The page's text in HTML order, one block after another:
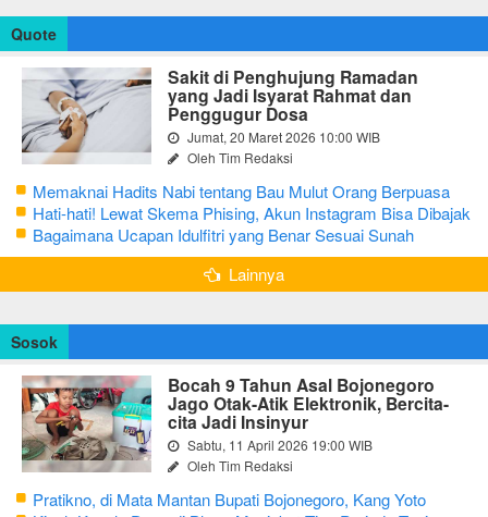
Quote
Sakit di Penghujung Ramadan
yang Jadi Isyarat Rahmat dan
Penggugur Dosa
Jumat, 20 Maret 2026 10:00 WIB
Oleh Tim Redaksi
Memaknai Hadits Nabi tentang Bau Mulut Orang Berpuasa
Secara Bijak Agar Tidak Menggangu
Hati-hati! Lewat Skema Phising, Akun Instagram Bisa Dibajak
Kurang dari 3 Menit
Bagaimana Ucapan Idulfitri yang Benar Sesuai Sunah
Rasulullah
Lainnya
Sosok
Bocah 9 Tahun Asal Bojonegoro
Jago Otak-Atik Elektronik, Bercita-
cita Jadi Insinyur
Sabtu, 11 April 2026 19:00 WIB
Oleh Tim Redaksi
Pratikno, di Mata Mantan Bupati Bojonegoro, Kang Yoto